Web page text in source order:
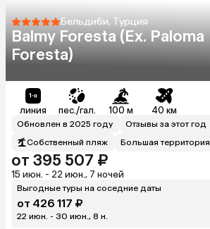
Бельдиби, Турция
Balmy Foresta (Ex. Paloma
Foresta)
линия пес./гал. 100 м 40 км
Обновлен в 2025 году
Отзывы за этот год
Собственный пляж
Большая территория
от 395 507 ₽
15 июн. - 22 июн., 7 ночей
Выгодные туры на соседние даты
от 426 117 ₽
22 июн. - 30 июн., 8 н.